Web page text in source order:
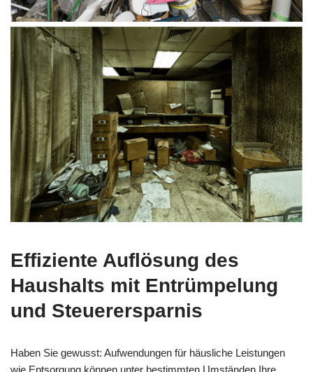
Effiziente Auflösung des
Haushalts mit Entrümpelung
und Steuerersparnis
Haben Sie gewusst: Aufwendungen für häusliche Leistungen